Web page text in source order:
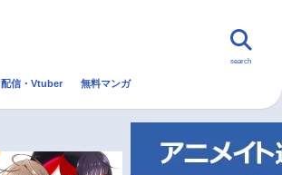
search
配信・Vtuber 無料マンガ